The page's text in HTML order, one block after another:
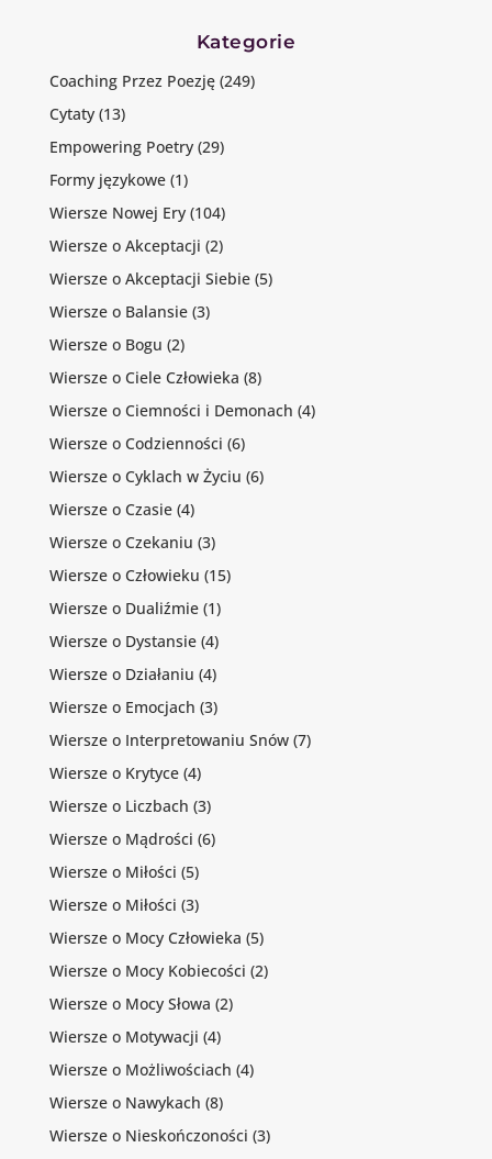
Kategorie
Coaching Przez Poezję(249)
Cytaty(13)
Empowering Poetry(29)
Formy językowe(1)
Wiersze Nowej Ery(104)
Wiersze o Akceptacji (2)
Wiersze o Akceptacji Siebie(5)
Wiersze o Balansie(3)
Wiersze o Bogu (2)
Wiersze o Ciele Człowieka (8)
Wiersze o Ciemności i Demonach (4)
Wiersze o Codzienności (6)
Wiersze o Cyklach w Życiu (6)
Wiersze o Czasie(4)
Wiersze o Czekaniu (3)
Wiersze o Człowieku (15)
Wiersze o Dualiźmie(1)
Wiersze o Dystansie(4)
Wiersze o Działaniu (4)
Wiersze o Emocjach (3)
Wiersze o Interpretowaniu Snów(7)
Wiersze o Krytyce(4)
Wiersze o Liczbach (3)
Wiersze o Mądrości (6)
Wiersze o Miłości (5)
Wiersze o Miłości (3)
Wiersze o Mocy Człowieka (5)
Wiersze o Mocy Kobiecości (2)
Wiersze o Mocy Słowa (2)
Wiersze o Motywacji (4)
Wiersze o Możliwościach (4)
Wiersze o Nawykach (8)
Wiersze o Nieskończoności (3)